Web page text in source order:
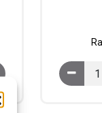
Everlink veličine